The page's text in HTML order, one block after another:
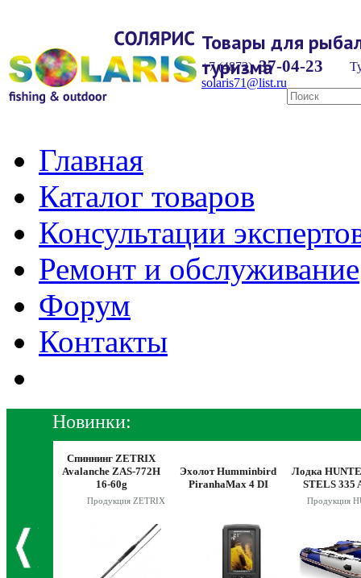
Товары для
туризма
+7 (4872) 37-04-23
solaris71@list.ru
Главная
Каталог товаров
Консультации
Ремонт и обслуживание
Форум
Контакты
Новинки:
Спиннинг ZETRIX
Avalanche ZAS-772H
16-60g
Продукция ZETRIX
Эхолот Humminbird
PiranhaMax 4 DI
Лодка
STELS 335
Продукция